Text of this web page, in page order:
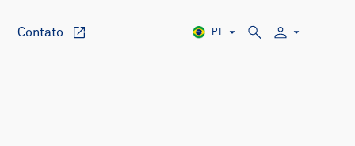
Contato PT